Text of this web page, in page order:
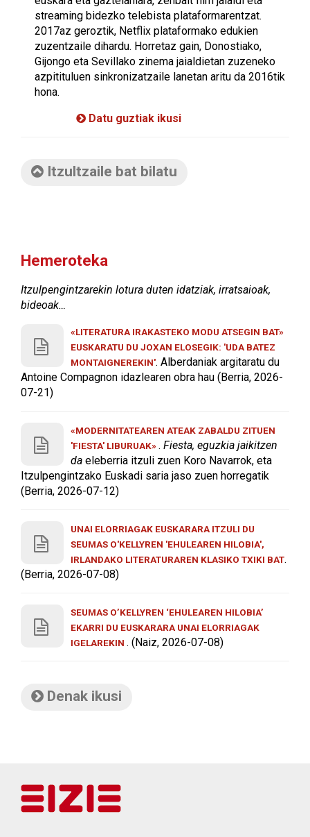
streaming bidezko telebista plataformarentzat.
2017az geroztik, Netflix plataformako edukien
zuzentzaile dihardu. Horretaz gain, Donostiako,
Gijongo eta Sevillako zinema jaialdietan zuzeneko
azpitituluen sinkronizatzaile lanetan aritu da 2016tik
hona.
Datu guztiak ikusi
Itzultzaile bat bilatu
Hemeroteka
Itzulpengintzarekin lotura duten idatziak, irratsaioak,
bideoak…
«LITERATURA IRAKASTEKO MODU ATSEGIN BAT»
EUSKARATU DU JOXAN ELOSEGIK: 'UDA BATEZ
MONTAIGNEREKIN'. Alberdaniak argitaratu du
Antoine Compagnon idazlearen obra hau (Berria, 2026-
07-21)
«MODERNITATEAREN ATEAK ZABALDU ZITUEN
'FIESTA' LIBURUAK». Fiesta, eguzkia jaikitzen
da eleberria itzuli zuen Koro Navarrok, eta
Itzulpengintzako Euskadi saria jaso zuen horregatik
(Berria, 2026-07-12)
UNAI ELORRIAGAK EUSKARARA ITZULI DU
SEUMAS O'KELLYREN 'EHULEAREN HILOBIA',
IRLANDAKO LITERATURAREN KLASIKO TXIKI BAT.
(Berria, 2026-07-08)
SEUMAS O’KELLYREN ‘EHULEAREN HILOBIA’
EKARRI DU EUSKARARA UNAI ELORRIAGAK
IGELAREKIN . (Naiz, 2026-07-08)
Denak ikusi